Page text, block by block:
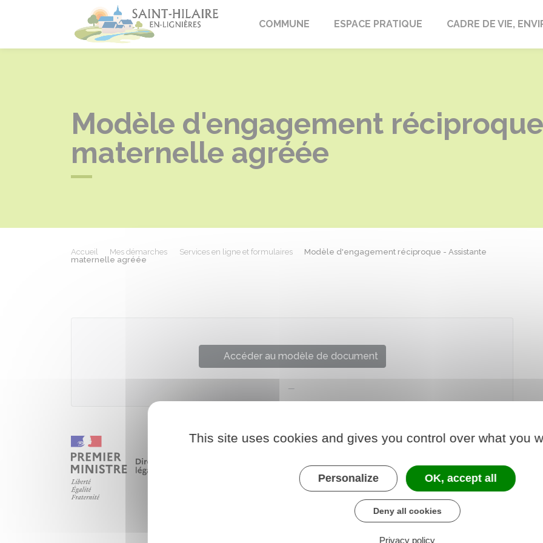
Saint-Hilaire-en-Lignières
COMMUNE ESPACE PRATIQUE CADRE DE VIE,
Modèle d'engagement
maternelle agréée
Accueil Mes démarches Services en ligne et formulaires
Modèle d'engagement réciproque - Assistante
maternelle agréée
Accéder au modèle de document
This site uses cookies and gives you control over what you
Personalize OK, accept all
Deny all cookies
Privacy policy